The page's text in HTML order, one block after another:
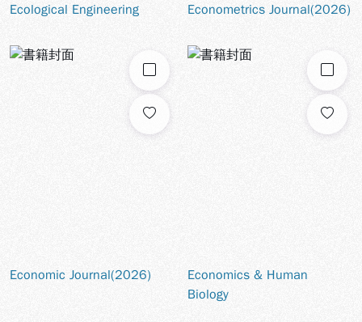
Ecological Engineering Econometrics Journal(2026)
勾選
Economic Journal(2026)
勾選
Economics & Human
Biology